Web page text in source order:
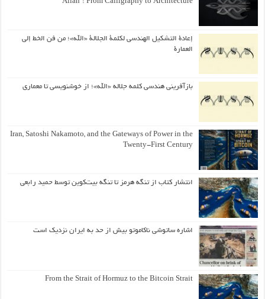
إعادة التشكيل الهندسي لكلمة الجلالة «الله»؛ من فن الخط إلى
العمارة
بازآفرینی هندسی کلمه جلاله «الله»؛ از خوشنویسی تا معماری
Iran, Satoshi Nakamoto, and the Gateways of Power in the
Twenty-First Century
انتشار کتاب از تنگه هرمز تا تنگه بیت‌کوین توسط حمید رابعی
اشاره ساتوشی ناکاموتو بیش از حد به ایران نزدیک است
From the Strait of Hormuz to the Bitcoin Strait